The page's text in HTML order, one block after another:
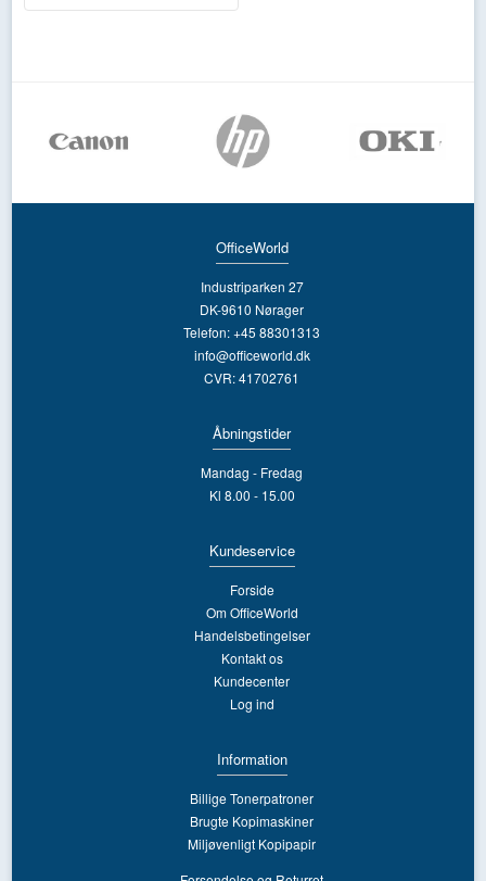
OfficeWorld
Industriparken 27
DK-9610 Nørager
Telefon: +45 88301313
info@officeworld.dk
CVR: 41702761
Åbningstider
Mandag - Fredag
Kl 8.00 - 15.00
Kundeservice
Forside
Om OfficeWorld
Handelsbetingelser
Kontakt os
Kundecenter
Log ind
Information
Billige Tonerpatroner
Brugte Kopimaskiner
Miljøvenligt Kopipapir